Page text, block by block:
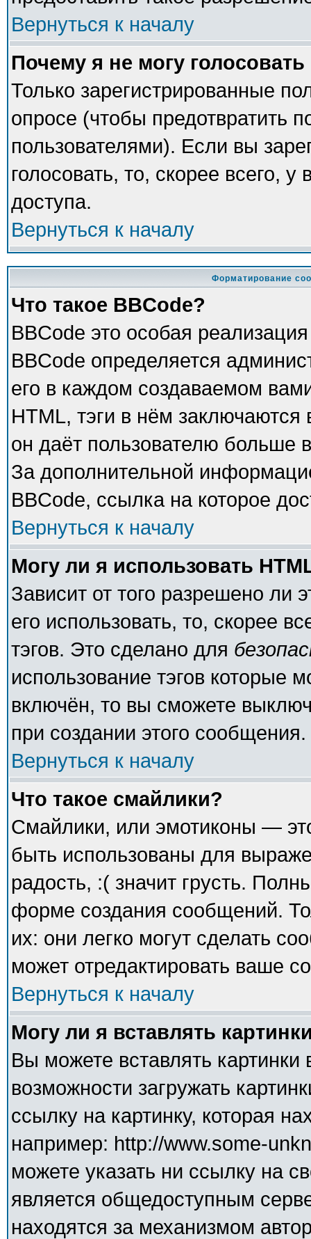
Вернуться к началу
Почему я не могу
Только зарегистрированные
опросе (чтобы предотвратить
пользователями). Если вы
голосовать, то, скорее всего,
доступа.
Вернуться к началу
Форматирование
Что такое BBCode?
BBCode это особая
BBCode определяется
его в каждом создаваемом
HTML, тэги в нём
он даёт пользователю больше
За дополнительной
BBCode, ссылка на которое
Вернуться к началу
Могу ли я использовать
Зависит от того разрешено ли
его использовать, то, скорее
тэгов. Это сделано для
использование тэгов которые
включён, то вы сможете
при создании этого сообщения.
Вернуться к началу
Что такое смайлики?
Смайлики, или эмотиконы —
быть использованы для
радость, :( значит грусть.
форме создания сообщений.
их: они легко могут сделать
может отредактировать ваше
Вернуться к началу
Могу ли я вставлять
Вы можете вставлять
возможности загружать
ссылку на картинку, которая
например: http://www.some-
можете указать ни ссылку на
является общедоступным
находятся за механизмом